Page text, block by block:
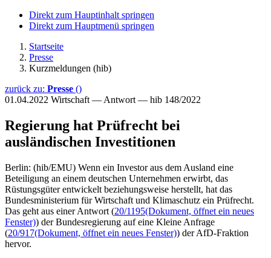
Direkt zum Hauptinhalt springen
Direkt zum Hauptmenü springen
Startseite
Presse
Kurzmeldungen (hib)
zurück zu: Presse ()
01.04.2022 Wirtschaft — Antwort — hib 148/2022
Regierung hat Prüfrecht bei
ausländischen Investitionen
Berlin: (hib/EMU) Wenn ein Investor aus dem Ausland eine
Beteiligung an einem deutschen Unternehmen erwirbt, das
Rüstungsgüter entwickelt beziehungsweise herstellt, hat das
Bundesministerium für Wirtschaft und Klimaschutz ein Prüfrecht.
Das geht aus einer Antwort (20/1195(Dokument, öffnet ein neues
Fenster)) der Bundesregierung auf eine Kleine Anfrage
(20/917(Dokument, öffnet ein neues Fenster)) der AfD-Fraktion
hervor.